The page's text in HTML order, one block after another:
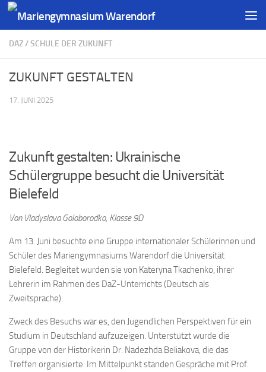
DAZ/SCHULE DER ZUKUNFT
ZUKUNFT GESTALTEN
17. JUNI 2025
Zukunft gestalten: Ukrainische
Schülergruppe besucht die Universität
Bielefeld
Von Vladyslava Goloborodko, Klasse 9D
Am 13. Juni besuchte eine Gruppe internationaler Schülerinnen und
Schüler des Mariengymnasiums Warendorf die Universität
Bielefeld. Begleitet wurden sie von Kateryna Tkachenko, ihrer
Lehrerin im Rahmen des DaZ-Unterrichts (Deutsch als
Zweitsprache).
Zweck des Besuchs war es, den Jugendlichen Perspektiven für ein
Studium in Deutschland aufzuzeigen. Unterstützt wurde die
Gruppe von der Historikerin Dr. Nadezhda Beliakova, die das
Treffen organisierte. Im Mittelpunkt standen Gespräche mit Prof.